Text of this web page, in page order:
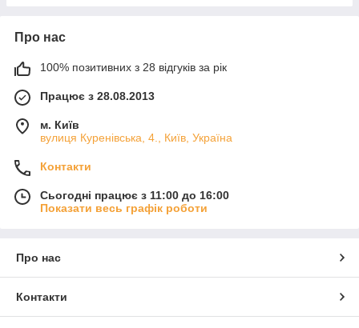
Про нас
100% позитивних з 28 відгуків за рік
Працює з 28.08.2013
м. Київ
вулиця Куренівська, 4., Київ, Україна
Контакти
Сьогодні працює з 11:00 до 16:00
Показати весь графік роботи
Про нас
Контакти